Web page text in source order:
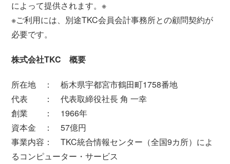
によって提供されます。※
※ご利用には、別途TKC会員会計事務所との顧問契約が
必要です。
株式会社TKC 概要
所在地 ： 栃木県宇都宮市鶴田町1758番地
代表 ： 代表取締役社長 角 一幸
創業 ： 1966年
資本金 ： 57億円
事業内容： TKC統合情報センター（全国9カ所）によ
るコンピューター・サービス